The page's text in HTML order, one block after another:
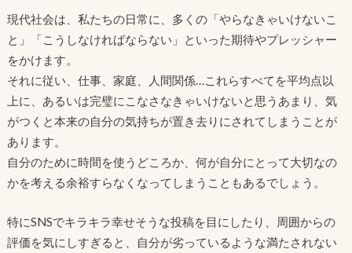
現代社会は、私たちの日常に、多くの「やらなきゃいけないこ
と」「こうしなければならない」といった期待やプレッシャー
をかけます。
それに従い、仕事、家庭、人間関係…これらすべてを平均点以
上に、あるいは完璧にこなさなきゃいけないと思うあまり、気
がつくと本来の自分の気持ちが置き去りにされてしまうことが
あります。
自分のために時間を使うどころか、何が自分にとって大切なの
かを考える余裕すらなくなってしまうこともあるでしょう。
特にSNSでキラキラ幸せそうな投稿を目にしたり、周囲からの
評価を気にしすぎると、自分が劣っているような満たされない